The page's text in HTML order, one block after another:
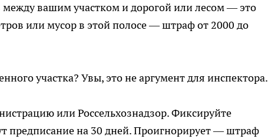
между вашим участком и дорогой или лесом — это
или мусор в этой полосе — штраф от 2000 до
участка? Увы, это не аргумент для инспектора.
или Россельхознадзор. Фиксируйте
предписание на 30 дней. Проигнорирует — штраф